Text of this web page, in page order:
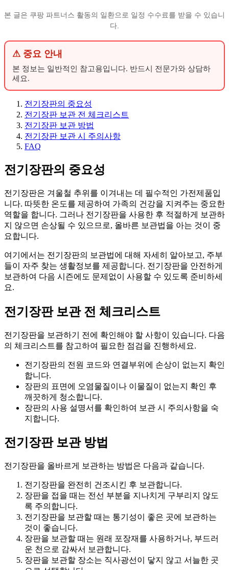
본 글은 쿠팡 파트너스 활동의 일환으로 일정 수수료를 받을 수 있습니
다.
⚠ 중요 안내
본 정보는 일반적인 참고용입니다. 반드시 전문가와 상담하
세요.
전기장판의 중요성
전기장판 보관 전 체크리스트
전기장판 보관 방법
전기장판 보관 시 주의사항
FAQ
전기장판의 중요성
전기장판은 겨울철 추위를 이겨내는 데 필수적인 가전제품입
니다. 따뜻한 온도를 제공하여 가족의 건강을 지켜주는 중요한
역할을 합니다. 그러나 전기장판을 사용한 후 적절하게 보관하
지 않으면 손상될 수 있으므로, 올바른 보관법을 아는 것이 중
요합니다.
여기에서는 전기장판의 보관법에 대해 자세히 알아보고, 주부
들이 자주 찾는 생활정보를 제공합니다. 전기장판을 안전하게
보관하여 다음 시즌에도 문제없이 사용할 수 있도록 준비하세
요.
전기장판 보관 전 체크리스트
전기장판을 보관하기 전에 확인해야 할 사항이 있습니다. 다음
의 체크리스트를 참고하여 필요한 점검을 진행하세요.
전기장판의 전원 코드와 연결부위에 손상이 없는지 확인
합니다.
장판의 표면에 오염물질이나 이물질이 없는지 확인 후
깨끗하게 청소합니다.
장판의 사용 설명서를 확인하여 보관 시 주의사항을 숙
지합니다.
전기장판 보관 방법
전기장판을 올바르게 보관하는 방법은 다음과 같습니다.
전기장판을 완전히 건조시킨 후 보관합니다.
장판을 접을 때는 전선 부분을 지나치게 구부리지 않도
록 주의합니다.
전기장판을 보관할 때는 통기성이 좋은 곳에 보관하는
것이 좋습니다.
장판을 보관할 때는 원래 포장재를 사용하거나, 부드러
운 천으로 감싸서 보관합니다.
장판을 보관할 장소는 직사광선이 닿지 않고 서늘한 곳